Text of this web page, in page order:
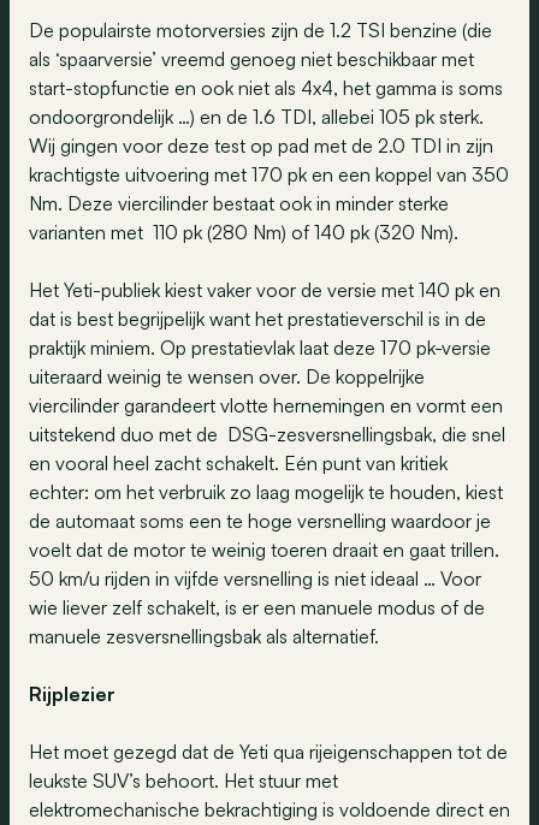
De populairste motorversies zijn de 1.2 TSI benzine (die
als ‘spaarversie’ vreemd genoeg niet beschikbaar met
start-stopfunctie en ook niet als 4x4, het gamma is soms
ondoorgrondelijk …) en de 1.6 TDI, allebei 105 pk sterk.
Wij gingen voor deze test op pad met de 2.0 TDI in zijn
krachtigste uitvoering met 170 pk en een koppel van 350
Nm. Deze viercilinder bestaat ook in minder sterke
varianten met 110 pk (280 Nm) of 140 pk (320 Nm).
Het Yeti-publiek kiest vaker voor de versie met 140 pk en
dat is best begrijpelijk want het prestatieverschil is in de
praktijk miniem. Op prestatievlak laat deze 170 pk-versie
uiteraard weinig te wensen over. De koppelrijke
viercilinder garandeert vlotte hernemingen en vormt een
uitstekend duo met de DSG-zesversnellingsbak, die snel
en vooral heel zacht schakelt. Eén punt van kritiek
echter: om het verbruik zo laag mogelijk te houden, kiest
de automaat soms een te hoge versnelling waardoor je
voelt dat de motor te weinig toeren draait en gaat trillen.
50 km/u rijden in vijfde versnelling is niet ideaal … Voor
wie liever zelf schakelt, is er een manuele modus of de
manuele zesversnellingsbak als alternatief.
Rijplezier
Het moet gezegd dat de Yeti qua rijeigenschappen tot de
leukste SUV’s behoort. Het stuur met
elektromechanische bekrachtiging is voldoende direct en